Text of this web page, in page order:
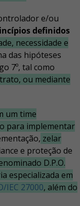
e/ou
definidos
necessidade e
das hipóteses
7º, tal como
ou mediante
um time
para implementar
zelar
e proteção de
D.P.O.
especializada em
IEC 27000, além do